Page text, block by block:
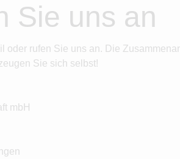
Sie uns an
oder rufen Sie uns an. Die
Sie sich selbst!
mbH